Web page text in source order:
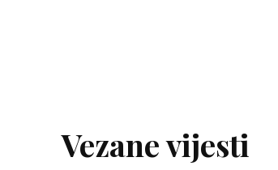
Vezane vijesti